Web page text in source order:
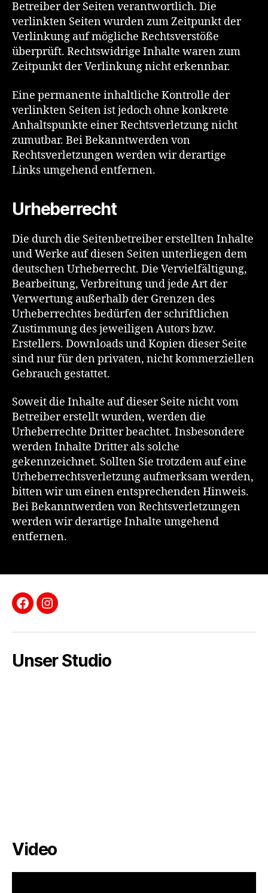
Betreiber der Seiten verantwortlich. Die
verlinkten Seiten wurden zum Zeitpunkt der
Verlinkung auf mögliche Rechtsverstöße
überprüft. Rechtswidrige Inhalte waren zum
Zeitpunkt der Verlinkung nicht erkennbar.
Eine permanente inhaltliche Kontrolle der
verlinkten Seiten ist jedoch ohne konkrete
Anhaltspunkte einer Rechtsverletzung nicht
zumutbar. Bei Bekanntwerden von
Rechtsverletzungen werden wir derartige
Links umgehend entfernen.
Urheberrecht
Die durch die Seitenbetreiber erstellten Inhalte
und Werke auf diesen Seiten unterliegen dem
deutschen Urheberrecht. Die Vervielfältigung,
Bearbeitung, Verbreitung und jede Art der
Verwertung außerhalb der Grenzen des
Urheberrechtes bedürfen der schriftlichen
Zustimmung des jeweiligen Autors bzw.
Erstellers. Downloads und Kopien dieser Seite
sind nur für den privaten, nicht kommerziellen
Gebrauch gestattet.
Soweit die Inhalte auf dieser Seite nicht vom
Betreiber erstellt wurden, werden die
Urheberrechte Dritter beachtet. Insbesondere
werden Inhalte Dritter als solche
gekennzeichnet. Sollten Sie trotzdem auf eine
Urheberrechtsverletzung aufmerksam werden,
bitten wir um einen entsprechenden Hinweis.
Bei Bekanntwerden von Rechtsverletzungen
werden wir derartige Inhalte umgehend
entfernen.
FacebookInstagram
Unser Studio
Video